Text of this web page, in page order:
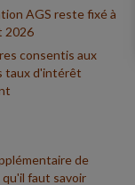
AGS reste fixé à
2026
consentis aux
taux d'intérêt
de
faut savoir